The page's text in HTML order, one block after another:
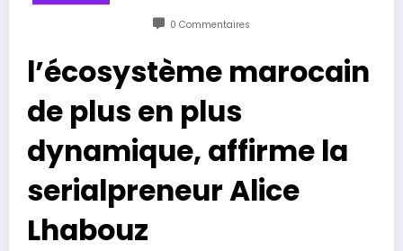
0 Commentaires
l’écosystème marocain
de plus en plus
dynamique, affirme la
serialpreneur Alice
Lhabouz